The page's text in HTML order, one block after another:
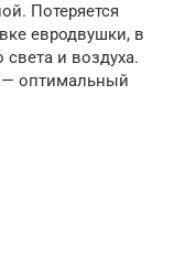
Потеряется
евродвушки, в
и воздуха.
оптимальный